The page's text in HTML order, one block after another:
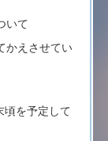
いて
えさせてい
を予定して